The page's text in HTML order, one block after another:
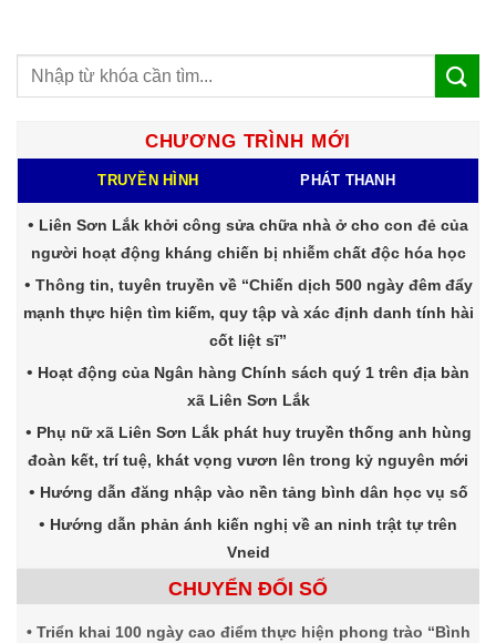
CHƯƠNG TRÌNH MỚI
TRUYỀN HÌNH PHÁT THANH
Liên Sơn Lắk khởi công sửa chữa nhà ở cho con đẻ của
người hoạt động kháng chiến bị nhiễm chất độc hóa học
Thông tin, tuyên truyền về “Chiến dịch 500 ngày đêm đẩy
mạnh thực hiện tìm kiếm, quy tập và xác định danh tính hài
cốt liệt sĩ”
Hoạt động của Ngân hàng Chính sách quý 1 trên địa bàn
xã Liên Sơn Lắk
Phụ nữ xã Liên Sơn Lắk phát huy truyền thống anh hùng
đoàn kết, trí tuệ, khát vọng vươn lên trong kỷ nguyên mới
Hướng dẫn đăng nhập vào nền tảng bình dân học vụ số
Hướng dẫn phản ánh kiến nghị về an ninh trật tự trên
Vneid
CHUYỂN ĐỔI SỐ
Triển khai 100 ngày cao điểm thực hiện phong trào “Bình